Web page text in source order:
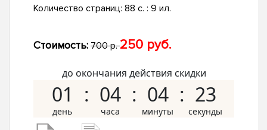
Количество страниц: 88 с. : 9 ил.
Стоимость: 700 р.250 руб.
до окончания действия скидки
01 04 04 22